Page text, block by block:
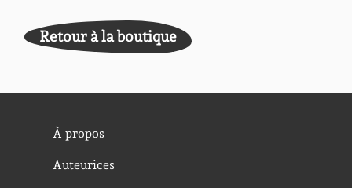
Retour à la boutique
À propos
Auteurices